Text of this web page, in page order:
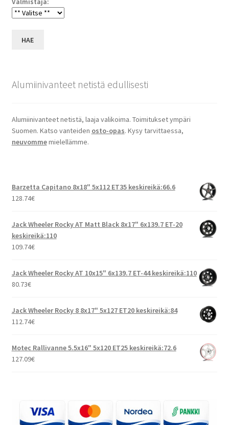
HAE
Alumiinivanteet netistä edullisesti
Alumiinivanteet netistä, laaja valikoima. Toimitukset ympäri
Suomen. Katso vanteiden osto-opas. Kysy tarvittaessa,
neuvommemielellämme.
Barzetta Capitano 8x18" 5x112 ET35 keskireikä:66.6
128.74€
Jack Wheeler Rocky AT Matt Black 8x17" 6x139.7 ET-20
keskireikä:110
109.74€
Jack Wheeler Rocky AT 10x15" 6x139.7 ET-44 keskireikä:110
80.73€
Jack Wheeler Rocky 8 8x17" 5x127 ET20 keskireikä:84
112.74€
Motec Rallivanne 5.5x16" 5x120 ET25 keskireikä:72.6
127.09€